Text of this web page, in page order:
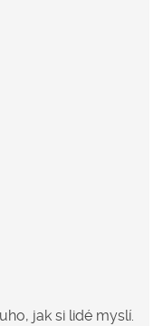
jak si lidé myslí.